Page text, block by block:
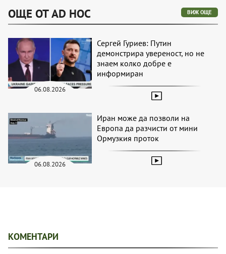
ОЩЕ ОТ AD HOC ВИЖ ОЩЕ
06.08.2026
Сергей Гуриев: Путин
демонстрира увереност, но не
знаем колко добре е
информиран
06.08.2026
Иран може да позволи на
Европа да разчисти от мини
Ормузкия проток
КОМЕНТАРИ